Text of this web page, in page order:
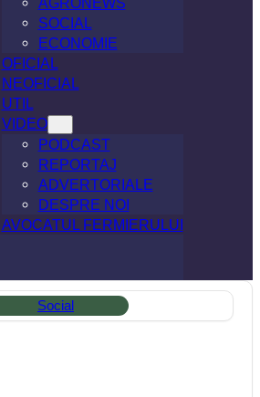
SOCIAL
ECONOMIE
OFICIAL
NEOFICIAL
UTIL
VIDEO
PODCAST
REPORTAJ
ADVERTORIALE
DESPRE NOI
AVOCATUL FERMIERULUI
Social